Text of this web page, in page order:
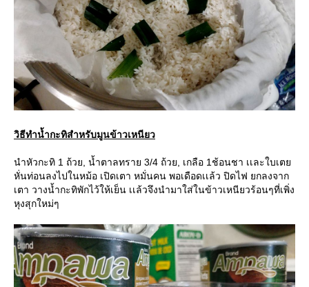
วิธีทำน้ำกะทิสำหรับมูนข้าวเหนียว
นำหัวกะทิ 1 ถ้วย, น้ำตาลทราย 3/4 ถ้วย, เกลือ 1ช้อนชา เเละใบเตย
หั่นท่อนลงไปในหม้อ เปิดเตา หมั่นคน พอเดือดเเล้ว ปิดไฟ ยกลงจาก
เตา วางน้ำกะทิพักไว้ให้เย็น เเล้วจึงนำมาใส่ในข้าวเหนียวร้อนๆที่เพิ่ง
หุงสุกใหม่ๆ